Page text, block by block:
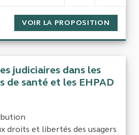
VOIR LA PROPOSITION
judiciaires dans les
de santé et les EHPAD
droits et libertés des usagers